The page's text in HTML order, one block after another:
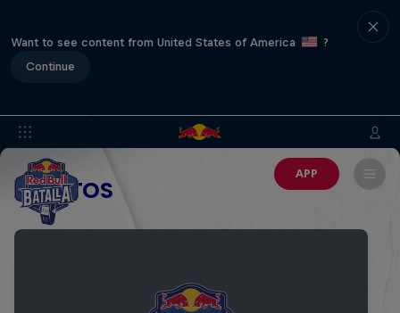
Want to see content from United States of America
?
Continue
APP
EVENTOS